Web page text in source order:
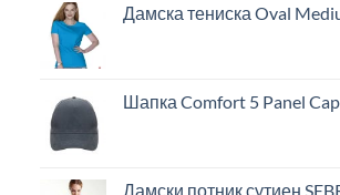
Дамска тениска Oval
Шапка Comfort 5 Panel Cap
Дамски потник сутиен